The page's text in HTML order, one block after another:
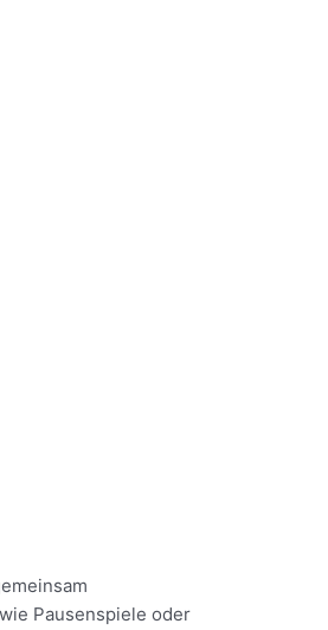
Pausenspiele oder